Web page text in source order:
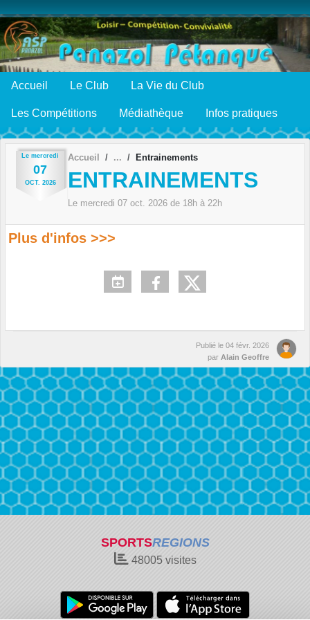
Accueil Le Club La Vie du Club
Les Compétitions Médiathèque Infos pratiques
Le mercredi
07
OCT. 2026
Accueil Entrainements
ENTRAINEMENTS
Le mercredi 07 oct. 2026 de 18h à 22h
Plus d'infos >>>
Publié le 04 févr. 2026
par Alain Geoffre
SPORTSREGIONS
48005visites